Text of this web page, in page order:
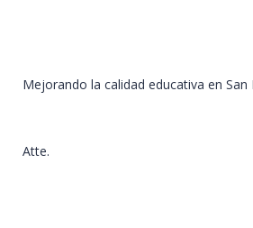
Mejorando la calidad educativa en San
Atte.